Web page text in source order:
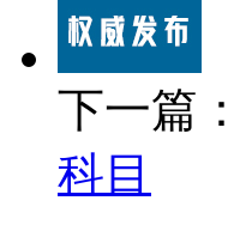
下一篇：
科目